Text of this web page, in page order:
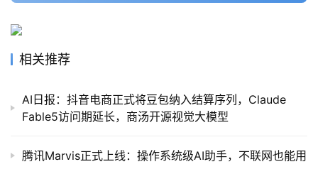
相关推荐
AI日报：抖音电商正式将豆包纳入结算序列，Claude
Fable5访问期延长，商汤开源视觉大模型
腾讯Marvis正式上线：操作系统级AI助手，不联网也能用